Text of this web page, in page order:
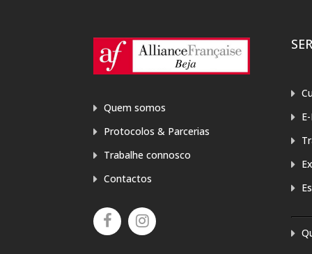
Quem somos
Protocolos & Parcerias
Trabalhe connosco
Contactos